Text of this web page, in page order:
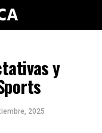
y
2025